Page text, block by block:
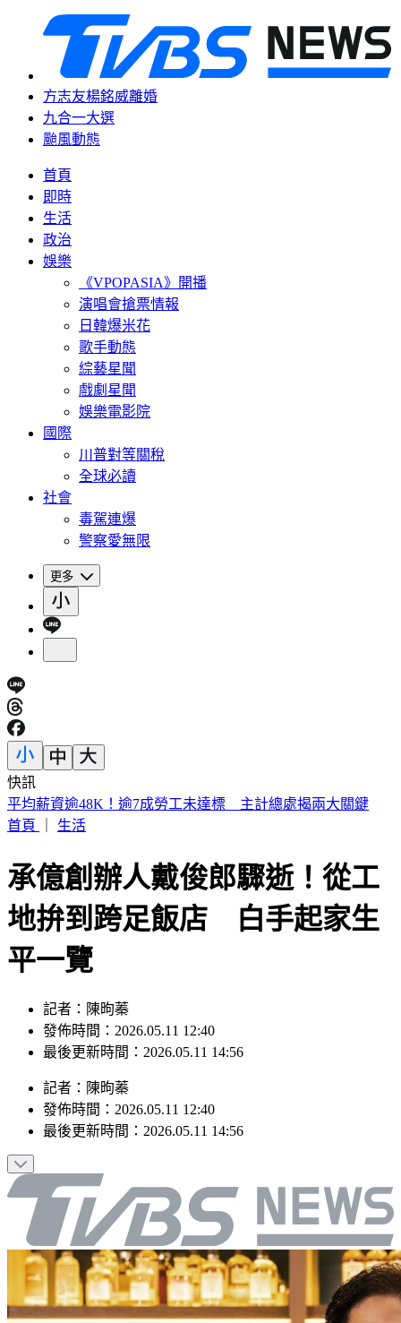
方志友楊銘威離婚
九合一大選
颱風動態
首頁
即時
生活
政治
娛樂
《VPOPASIA》開播
演唱會搶票情報
日韓爆米花
歌手動態
綜藝星聞
戲劇星聞
娛樂電影院
國際
川普對等關稅
全球必讀
社會
毒駕連爆
警察愛無限
更多
快訊
富比士富豪榜大洗牌 「川湖」林聰吉登台灣首富
首頁
生活
承億創辦人戴俊郎驟逝！從工
地拚到跨足飯店 白手起家生
平一覽
記者：陳昫蓁
發佈時間：2026.05.11 12:40
最後更新時間：2026.05.11 14:56
記者 ： 陳昫蓁
發佈時間： 2026.05.11 12:40
最後更新時間： 2026.05.11 14:56